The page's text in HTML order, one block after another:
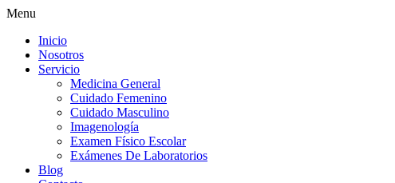
Menu
Inicio
Nosotros
Servicio
Medicina General
Cuidado Femenino
Cuidado Masculino
Imagenología
Examen Físico Escolar
Exámenes De Laboratorios
Blog